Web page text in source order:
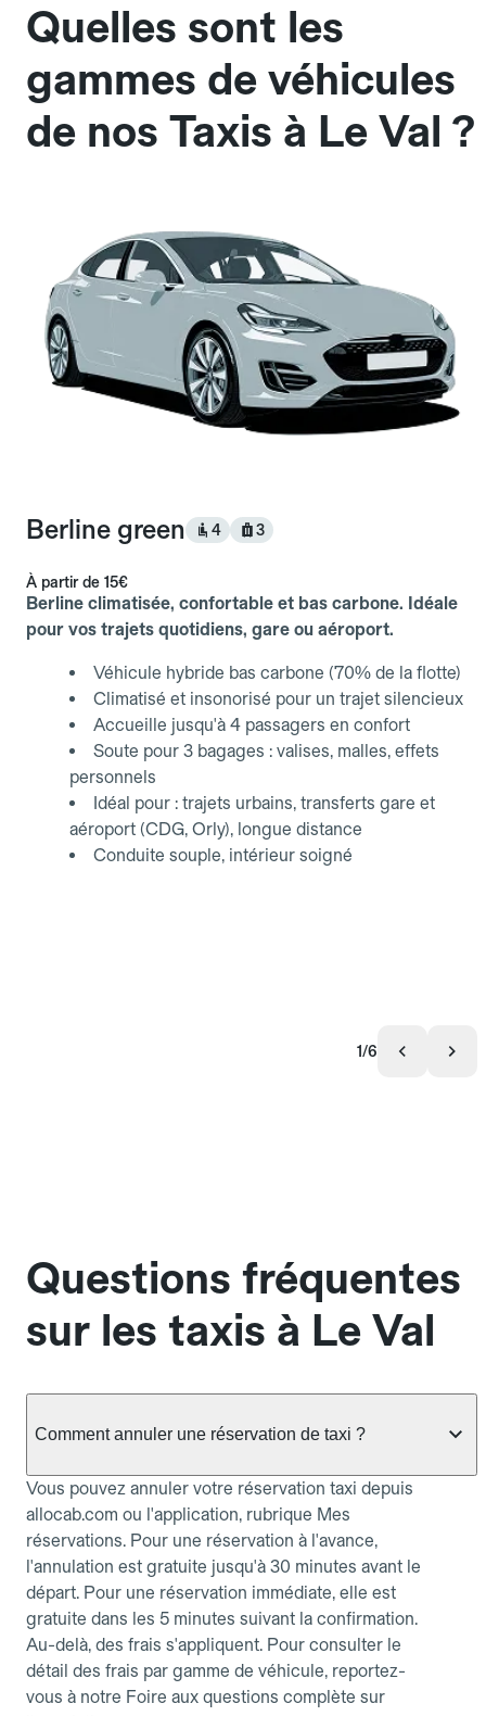
Quelles sont les
gammes de véhicules
de nos Taxis à Le Val ?
Berline green 4 3
À partir de 15€
Berline climatisée, confortable et bas carbone. Idéale
pour vos trajets quotidiens, gare ou aéroport.
Véhicule hybride bas carbone (70% de la flotte)
Climatisé et insonorisé pour un trajet silencieux
Accueille jusqu'à 4 passagers en confort
Soute pour 3 bagages : valises, malles, effets
personnels
Idéal pour : trajets urbains, transferts gare et
aéroport (CDG, Orly), longue distance
Conduite souple, intérieur soigné
1/6
Questions fréquentes
sur les taxis à Le Val
Comment annuler une réservation de taxi ?
Vous pouvez annuler votre réservation taxi depuis
allocab.com ou l'application, rubrique Mes
réservations. Pour une réservation à l'avance,
l'annulation est gratuite jusqu'à 30 minutes avant le
départ. Pour une réservation immédiate, elle est
gratuite dans les 5 minutes suivant la confirmation.
Au-delà, des frais s'appliquent. Pour consulter le
détail des frais par gamme de véhicule, reportez-
vous à notre Foire aux questions complète sur